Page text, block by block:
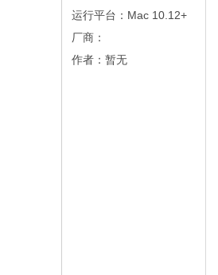
运行平台：Mac 10.12+
厂商：
作者：暂无